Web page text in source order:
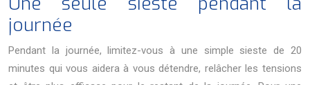
journée
Pendant la journée, limitez-vous à une simple sieste de 20
minutes qui vous aidera à vous détendre, relâcher les tensions